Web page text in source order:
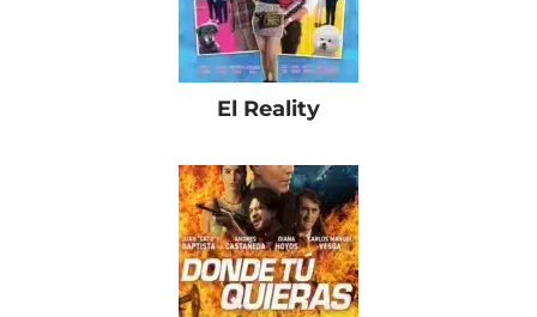
El Reality